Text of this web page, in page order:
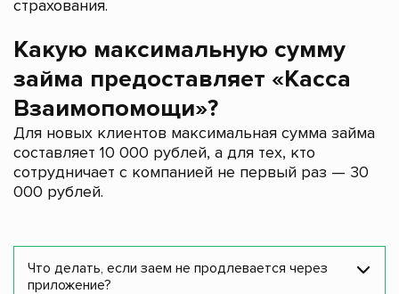
страхования.
Какую максимальную сумму
займа предоставляет «Касса
Взаимопомощи»?
Для новых клиентов максимальная сумма займа
составляет 10 000 рублей, а для тех, кто
сотрудничает с компанией не первый раз — 30
000 рублей.
Что делать, если заем не продлевается через
приложение?